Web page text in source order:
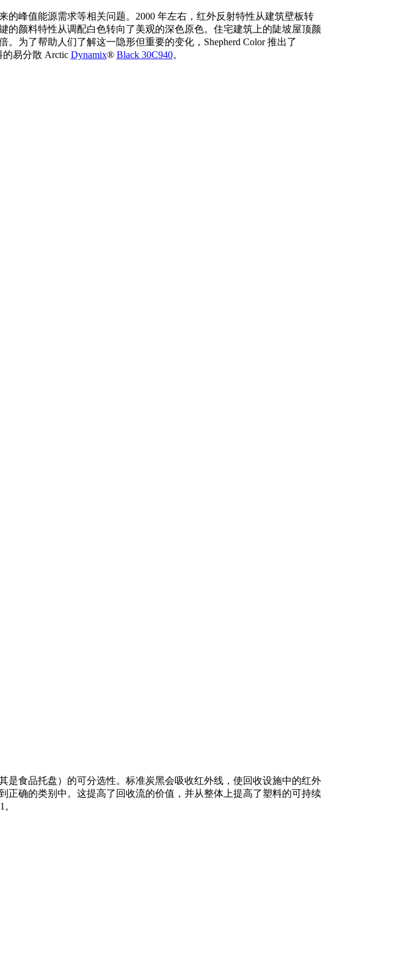
峰值能源需求等相关问题。2000 年左右，红外反射特性从建筑壁板转
的颜料特性从调配白色转向了美观的深色原色。住宅建筑上的陡坡屋顶颜
为了帮助人们了解这一隐形但重要的变化，Shepherd Color 推出了
易分散 Arctic Dynamix® Black 30C940。
食品托盘）的可分选性。标准炭黑会吸收红外线，使回收设施中的红外
确的类别中。这提高了回收流的价值，并从整体上提高了塑料的可持续